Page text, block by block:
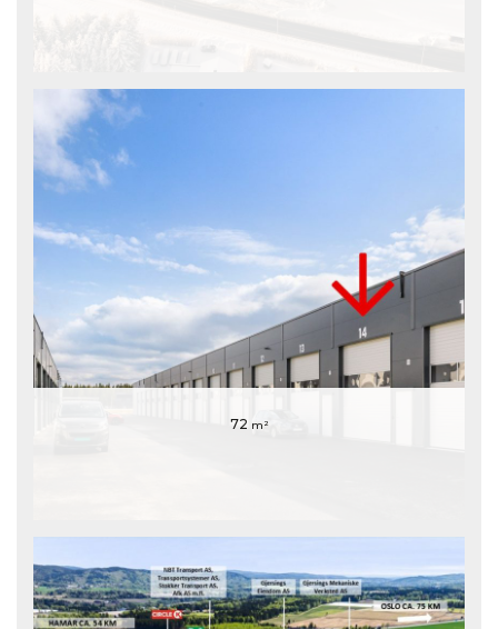
72 m²